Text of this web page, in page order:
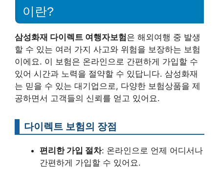
이란?
삼성화재 다이렉트 여행자보험은 해외여행 중 발생
할 수 있는 여러 가지 사고와 위험을 보장하는 보험
이에요. 이 보험은 온라인으로 간편하게 가입할 수
있어 시간과 노력을 절약할 수 있답니다. 삼성화재
는 믿을 수 있는 대기업으로, 다양한 보험상품을 제
공하면서 고객들의 신뢰를 얻고 있어요.
다이렉트 보험의 장점
편리한 가입 절차: 온라인으로 언제 어디서나
간편하게 가입할 수 있어요.